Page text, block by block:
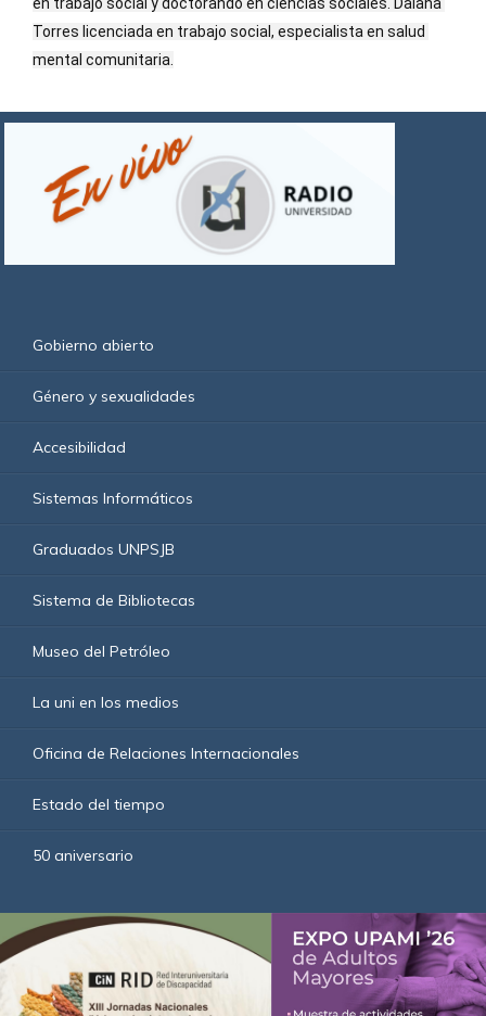
Torres licenciada en trabajo social, especialista en salud
mental comunitaria.
Gobierno abierto
Género y sexualidades
Accesibilidad
Sistemas Informáticos
Graduados UNPSJB
Sistema de Bibliotecas
Museo del Petróleo
La uni en los medios
Oficina de Relaciones Internacionales
Estado del tiempo
50 aniversario